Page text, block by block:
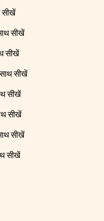
सीखें
सीखें
सीखें
सीखें
सीखें
सीखें
सीखें
सीखें